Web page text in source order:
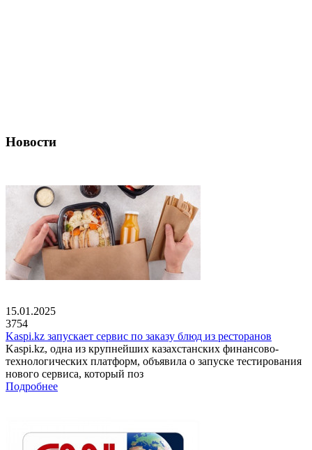
Новости
15.01.2025
3754
Kaspi.kz запускает сервис по заказу блюд из ресторанов
Kaspi.kz, одна из крупнейших казахстанских финансово-
технологических платформ, объявила о запуске тестирования
нового сервиса, который поз
Подробнее